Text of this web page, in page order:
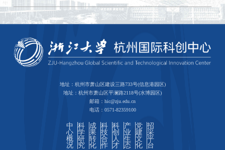
地址：杭州市萧山区建设三路733号(信息港园区)
地址：杭州市萧山区平澜路2118号(水博园区)
邮箱：hic@zju.edu.cn
电话：0571-82359100
中
心
概
况
科
学
研
究
成
果
转
化
科
技
合
作
科
创
人
才
产
业
生
态
党
建
文
化
招
采
平
台